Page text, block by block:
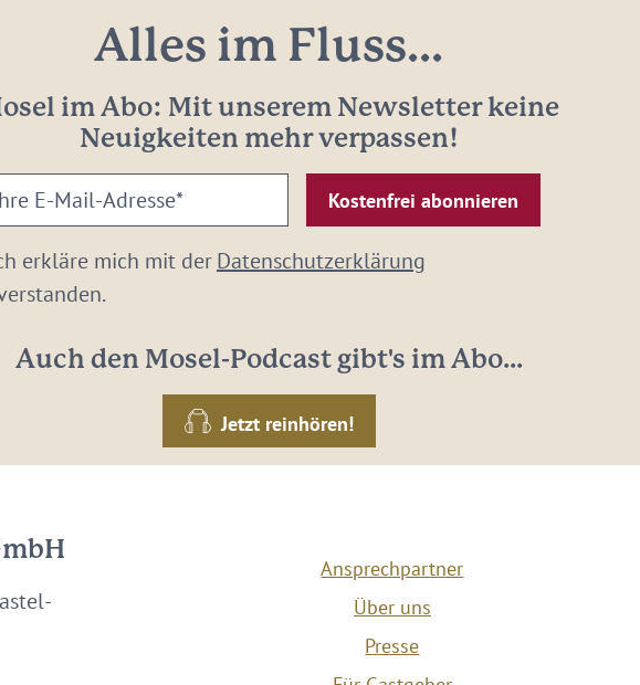
Alles im Fluss...
im Abo: Mit unserem Newsletter keine
Neuigkeiten mehr verpassen!
erkläre mich mit derDatenschutzerklärung
Auch den Mosel-Podcast gibt's im Abo...
Jetzt reinhören!
Ansprechpartner
Über uns
Presse